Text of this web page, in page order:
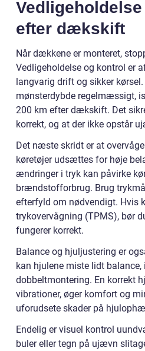
efter dækskift
Når dækkene er monteret,
Vedligeholdelse og kontrol er
langvarig drift og sikker
mønsterdybde regelmæssigt,
200 km efter dækskift. Det
korrekt, og at der ikke opstår
Det næste skridt er at
køretøjer udsættes for høje
ændringer i tryk kan påvirke
brændstofforbrug. Brug
efterfyld om nødvendigt. Hvis
trykovervågning (TPMS), bør
fungerer korrekt.
Balance og hjuljustering er
kan hjulene miste lidt
dobbeltmontering. En korrekt
vibrationer, øger komfort og
uforudsete skader på
Endelig er visuel kontrol
buler eller tegn på ujævn